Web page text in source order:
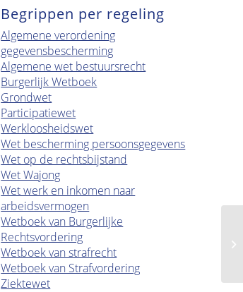
Begrippen per regeling
Algemene verordening
gegevensbescherming
Algemene wet bestuursrecht
Burgerlijk Wetboek
Grondwet
Participatiewet
Werkloosheidswet
Wet bescherming persoonsgegevens
Wet op de rechtsbijstand
Wet Wajong
Wet werk en inkomen naar
arbeidsvermogen
Wetboek van Burgerlijke
Rechtsvordering
Wetboek van strafrecht
Wetboek van Strafvordering
Ziektewet